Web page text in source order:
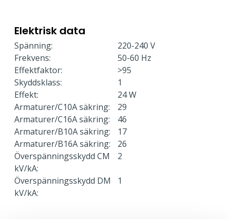
Elektrisk data
Spänning:
220-240 V
Frekvens:
50-60 Hz
Effektfaktor:
>95
Skyddsklass:
1
Effekt:
24 W
Armaturer/C10A säkring:
29
Armaturer/C16A säkring:
46
Armaturer/B10A säkring:
17
Armaturer/B16A säkring:
26
Överspänningsskydd CM
kV/kA:
2
Överspänningsskydd DM
kV/kA:
1